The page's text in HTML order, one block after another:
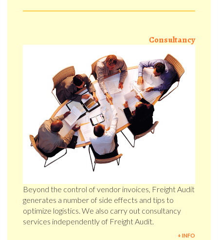
Consultancy
Beyond the control of vendor invoices, Freight Audit
generates a number of side effects and tips to
optimize logistics. We also carry out consultancy
services independently of Freight Audit.
+ INFO